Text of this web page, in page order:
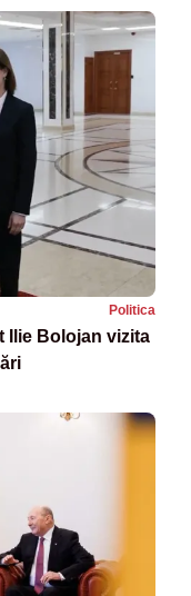
Politica
Ilie Bolojan vizita